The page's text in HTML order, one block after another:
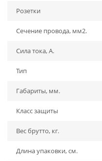
Розетки
Сечение провода, мм2.
Сила тока, А.
Тип
Габариты, мм.
Класс защиты
Вес брутто, кг.
Длина упаковки, см.